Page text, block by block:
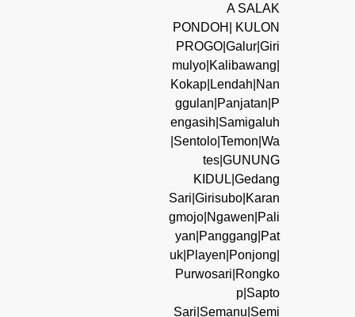
A SALAK
PONDOH| KULON
PROGO|Galur|Giri
mulyo|Kalibawang|
Kokap|Lendah|Nan
ggulan|Panjatan|P
engasih|Samigaluh
|Sentolo|Temon|Wa
tes|GUNUNG
KIDUL|Gedang
Sari|Girisubo|Karan
gmojo|Ngawen|Pali
yan|Panggang|Pat
uk|Playen|Ponjong|
Purwosari|Rongko
p|Sapto
Sari|Semanu|Semi